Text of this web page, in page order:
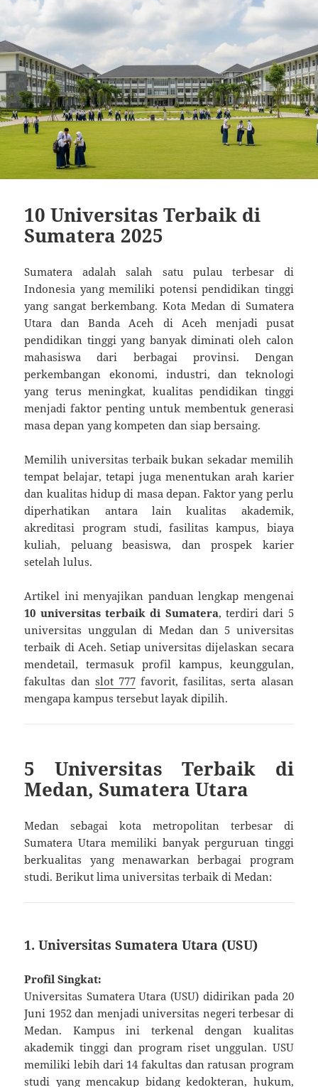
10 Universitas Terbaik di
Sumatera 2025
Sumatera adalah salah satu pulau terbesar di
Indonesia yang memiliki potensi pendidikan tinggi
yang sangat berkembang. Kota Medan di Sumatera
Utara dan Banda Aceh di Aceh menjadi pusat
pendidikan tinggi yang banyak diminati oleh calon
mahasiswa dari berbagai provinsi. Dengan
perkembangan ekonomi, industri, dan teknologi
yang terus meningkat, kualitas pendidikan tinggi
menjadi faktor penting untuk membentuk generasi
masa depan yang kompeten dan siap bersaing.
Memilih universitas terbaik bukan sekadar memilih
tempat belajar, tetapi juga menentukan arah karier
dan kualitas hidup di masa depan. Faktor yang perlu
diperhatikan antara lain kualitas akademik,
akreditasi program studi, fasilitas kampus, biaya
kuliah, peluang beasiswa, dan prospek karier
setelah lulus.
Artikel ini menyajikan panduan lengkap mengenai
10 universitas terbaik di Sumatera, terdiri dari 5
universitas unggulan di Medan dan 5 universitas
terbaik di Aceh. Setiap universitas dijelaskan secara
mendetail, termasuk profil kampus, keunggulan,
fakultas dan slot 777favorit, fasilitas, serta alasan
mengapa kampus tersebut layak dipilih.
5 Universitas Terbaik di
Medan, Sumatera Utara
Medan sebagai kota metropolitan terbesar di
Sumatera Utara memiliki banyak perguruan tinggi
berkualitas yang menawarkan berbagai program
studi. Berikut lima universitas terbaik di Medan:
1. Universitas Sumatera Utara (USU)
Profil Singkat:
Universitas Sumatera Utara (USU) didirikan pada 20
Juni 1952 dan menjadi universitas negeri terbesar di
Medan. Kampus ini terkenal dengan kualitas
akademik tinggi dan program riset unggulan. USU
memiliki lebih dari 14 fakultas dan ratusan program
studi yang mencakup bidang kedokteran, hukum,